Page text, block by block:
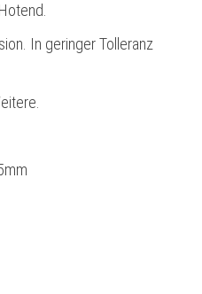
In geringer Tolleranz